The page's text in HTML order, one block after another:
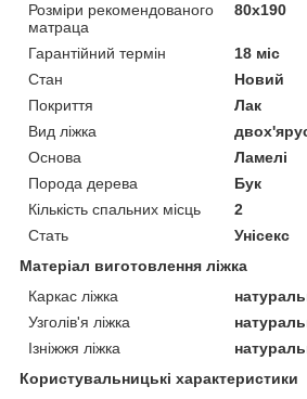
Розміри рекомендованого
матраца
80х190
Гарантійний термін
18 міс
Стан
Новий
Покриття
Лак
Вид ліжка
Основа
Ламелі
Порода дерева
Бук
Кількість спальних місць
2
Стать
Унісекс
Матеріал виготовлення ліжка
Каркас ліжка
Узголів'я ліжка
Ізніжжя ліжка
Користувальницькі характеристики